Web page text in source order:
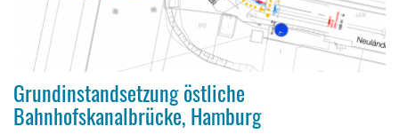
Grundinstandsetzung östliche
Bahnhofskanalbrücke, Hamburg